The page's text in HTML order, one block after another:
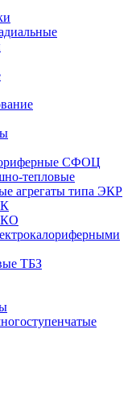
СФОЦ
тепловые
агрегаты типа ЭКР
ТБЗ